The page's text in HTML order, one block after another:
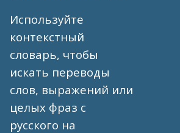
Используйте
контекстный
словарь, чтобы
искать переводы
слов, выражений или
целых фраз с
русского на